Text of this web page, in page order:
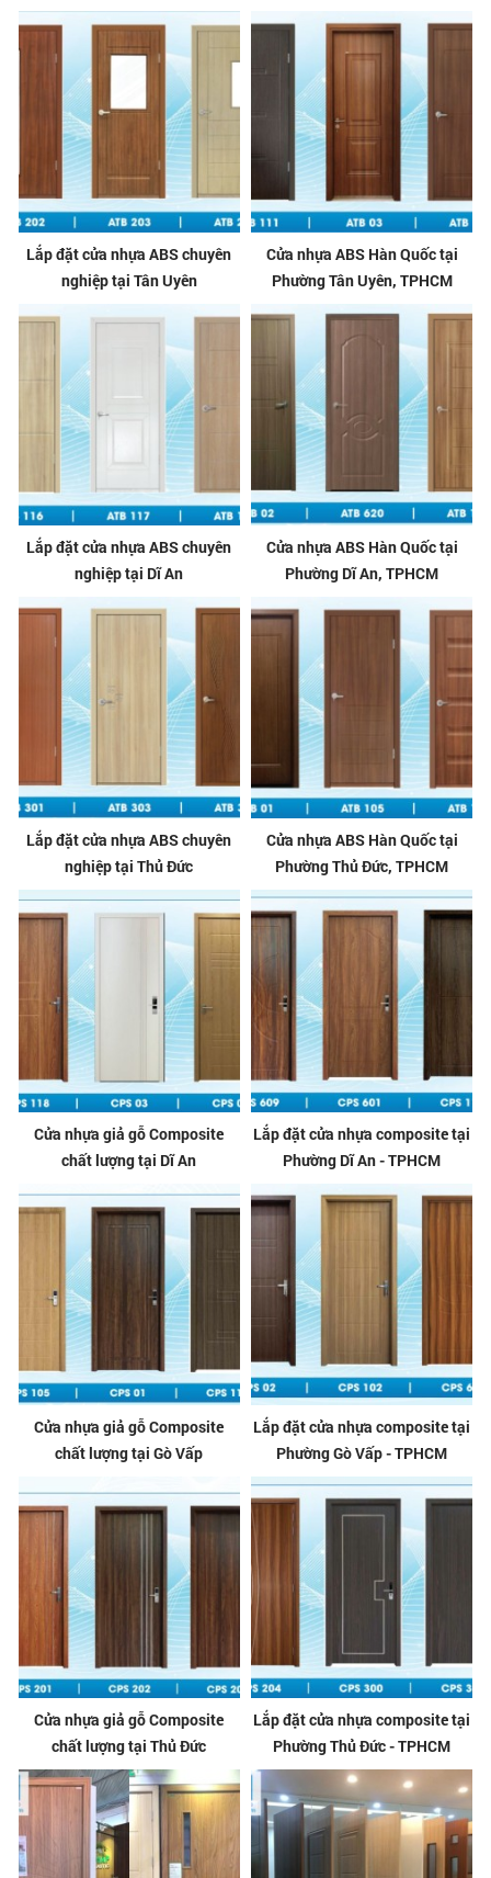
Lắp đặt cửa nhựa ABS chuyên
nghiệp tại Tân Uyên
Cửa nhựa ABS Hàn Quốc tại
Phường Tân Uyên, TPHCM
Lắp đặt cửa nhựa ABS chuyên
nghiệp tại Dĩ An
Cửa nhựa ABS Hàn Quốc tại
Phường Dĩ An, TPHCM
Lắp đặt cửa nhựa ABS chuyên
nghiệp tại Thủ Đức
Cửa nhựa ABS Hàn Quốc tại
Phường Thủ Đức, TPHCM
Cửa nhựa giả gỗ Composite
chất lượng tại Dĩ An
Lắp đặt cửa nhựa composite tại
Phường Dĩ An - TPHCM
Cửa nhựa giả gỗ Composite
chất lượng tại Gò Vấp
Lắp đặt cửa nhựa composite tại
Phường Gò Vấp - TPHCM
Cửa nhựa giả gỗ Composite
chất lượng tại Thủ Đức
Lắp đặt cửa nhựa composite tại
Phường Thủ Đức - TPHCM